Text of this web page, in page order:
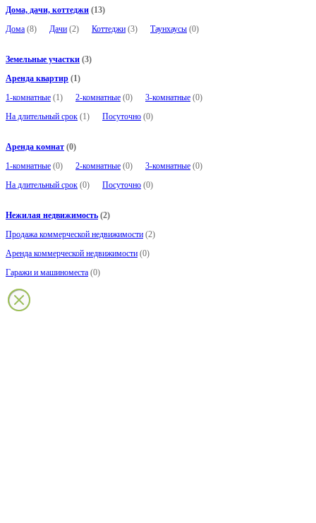
Дома, дачи, коттеджи (13)
Дома (8) Дачи (2) Коттеджи (3) Таунхаусы (0)
Земельные участки (3)
Аренда квартир (1)
1-комнатные (1) 2-комнатные (0) 3-комнатные (0)
На длительный срок (1) Посуточно (0)
Аренда комнат (0)
1-комнатные (0) 2-комнатные (0) 3-комнатные (0)
На длительный срок (0) Посуточно (0)
Нежилая недвижимость (2)
Продажа коммерческой недвижимости (2)
Аренда коммерческой недвижимости (0)
Гаражи и машиноместа (0)